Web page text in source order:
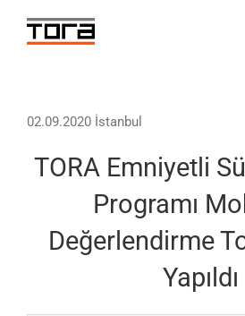
content
02.09.2020 İstanbul
TORA Emniyetli
Programı
Değerlendirme
Yapıldı